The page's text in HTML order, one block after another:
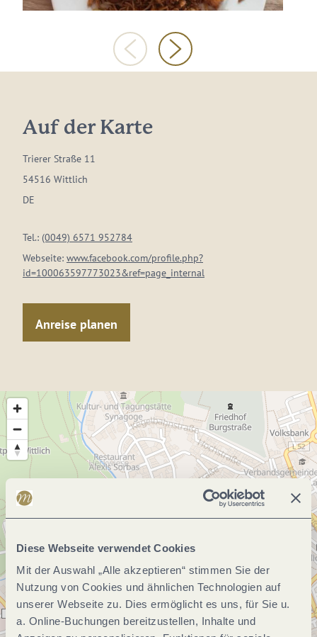
Diese Webseite verwendet Cookies
Mit der Auswahl „Alle akzeptieren“ stimmen Sie der
Nutzung von Cookies und ähnlichen Technologien auf
unserer Webseite zu. Dies ermöglicht es uns, für Sie u.
a. Online-Buchungen bereitzustellen, Inhalte und
Auf der Karte
Trierer Straße 11
54516 Wittlich
DE
Tel.: (0049) 6571 952784
Webseite: www.facebook.com/profile.php?
id=100063597773023&ref=page_internal
Anreise planen